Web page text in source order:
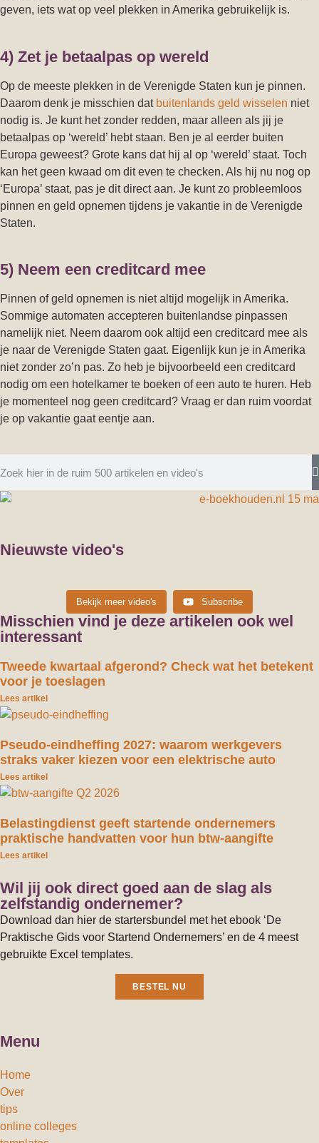
geven, iets wat op veel plekken in Amerika gebruikelijk is.
4) Zet je betaalpas op wereld
Op de meeste plekken in de Verenigde Staten kun je pinnen.
Daarom denk je misschien dat buitenlands geld wisselen niet
nodig is. Je kunt het zonder redden, maar alleen als jij je
betaalpas op ‘wereld’ hebt staan. Ben je al eerder buiten
Europa geweest? Grote kans dat hij al op ‘wereld’ staat. Toch
kan het geen kwaad om dit even te checken. Als hij nu nog op
‘Europa’ staat, pas je dit direct aan. Je kunt zo probleemloos
pinnen en geld opnemen tijdens je vakantie in de Verenigde
Staten.
5) Neem een creditcard mee
Pinnen of geld opnemen is niet altijd mogelijk in Amerika.
Sommige automaten accepteren buitenlandse pinpassen
namelijk niet. Neem daarom ook altijd een creditcard mee als
je naar de Verenigde Staten gaat. Eigenlijk kun je in Amerika
niet zonder zo’n pas. Zo heb je bijvoorbeeld een creditcard
nodig om een hotelkamer te boeken of een auto te huren. Heb
je momenteel nog geen creditcard? Vraag er dan ruim voordat
je op vakantie gaat eentje aan.
Nieuwste video's
Dit betaal je aan belasting bij €75.000 winst in 2026 (en
dit hou je over) €75.000 winst klinkt voor
the happy financial 16/03/2026 15:13
Maximale bijtelling auto van de zaak Let op: alleen voor
IB ondernemers (dus niet voor DGA’s of
the happy financial 07/03/2026 09:03
Maximale bijtelling auto van de zaak Let op: alleen voor
IB ondernemers (dus niet voor DGA’s of
the happy financial
Bekijk meer video's Subscribe
Misschien vind je deze artikelen ook wel
interessant
Tweede kwartaal afgerond? Check wat het betekent
voor je toeslagen
Lees artikel
Pseudo-eindheffing 2027: waarom werkgevers
straks vaker kiezen voor een elektrische auto
Lees artikel
Belastingdienst geeft startende ondernemers
praktische handvatten voor hun btw-aangifte
Lees artikel
Wil jij ook direct goed aan de slag als
zelfstandig ondernemer?
Download dan hier de startersbundel met het ebook ‘De
Praktische Gids voor Startend Ondernemers’ en de 4 meest
gebruikte Excel templates.
BESTEL NU
Menu
Home
Over
tips
online colleges